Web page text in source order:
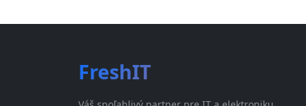
FreshIT